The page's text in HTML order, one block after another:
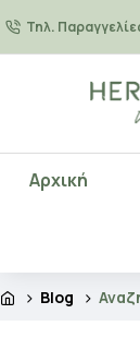
Τηλ.
Αρχική
Blog